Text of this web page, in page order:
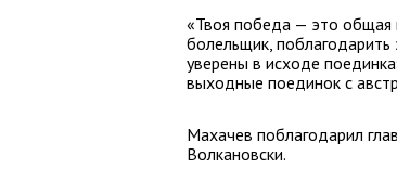
«Твоя победа — это общая
болельщик,
уверены в исходе
выходные поединок с
Махачев поблагодарил
Волкановски.